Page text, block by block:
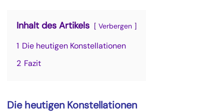
Inhalt des Artikels Verbergen
1 Die heutigen Konstellationen
2 Fazit
Die heutigen Konstellationen